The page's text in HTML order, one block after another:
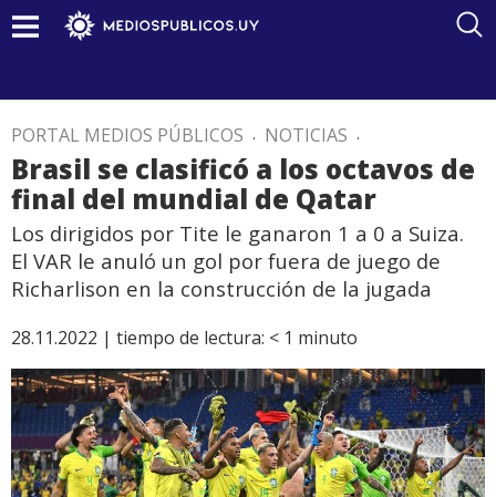
PORTAL MEDIOS PÚBLICOS . NOTICIAS .
Brasil se clasificó a los octavos de
final del mundial de Qatar
Los dirigidos por Tite le ganaron 1 a 0 a Suiza.
El VAR le anuló un gol por fuera de juego de
Richarlison en la construcción de la jugada
28.11.2022 | tiempo de lectura: < 1 minuto